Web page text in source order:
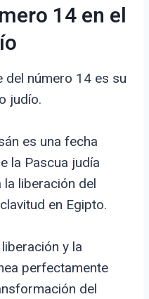
14 en el
del número 14 es su
judío.
es una fecha
la Pascua judía
liberación del
en Egipto.
y la
perfectamente
del